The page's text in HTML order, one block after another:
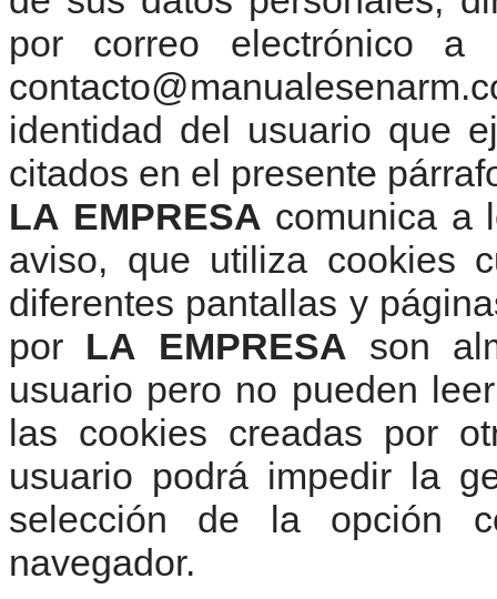
por correo electrónico a
identidad del usuario que
citados en el presente
LA EMPRESA comunica a
aviso, que utiliza cookies
diferentes pantallas y
por LA EMPRESA son
usuario pero no pueden
las cookies creadas por
usuario podrá impedir la
selección de la opción
navegador.